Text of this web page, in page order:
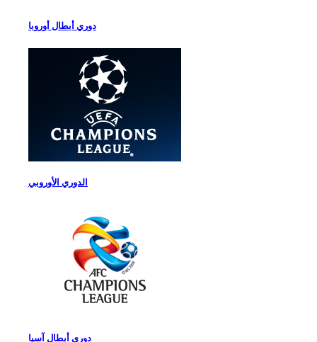
دوري أبطال أوروبا
الدوري الأوروبي
دوري أبطال آسيا